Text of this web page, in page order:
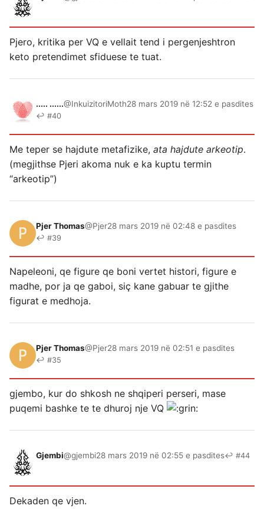
Pjero, kritika per VQ e vellait tend i pergenjeshtron
keto pretendimet sfiduese te tuat.
..... ......@InkuizitoriMoth28 mars 2019 në 12:52 e pasdites
↩ #40
Me teper se hajdute metafizike, ata hajdute arkeotip.
(megjithse Pjeri akoma nuk e ka kuptu termin
“arkeotip”)
Pjer Thomas@Pjer28 mars 2019 në 02:48 e pasdites
↩ #39
Napeleoni, qe figure qe boni vertet histori, figure e
madhe, por ja qe gaboi, siç kane gabuar te gjithe
figurat e medhoja.
Pjer Thomas@Pjer28 mars 2019 në 02:51 e pasdites
↩ #35
gjembo, kur do shkosh ne shqiperi perseri, mase
puqemi bashke te te dhuroj nje VQ
Gjembi@gjembi28 mars 2019 në 02:55 e pasdites↩ #44
Dekaden qe vjen.